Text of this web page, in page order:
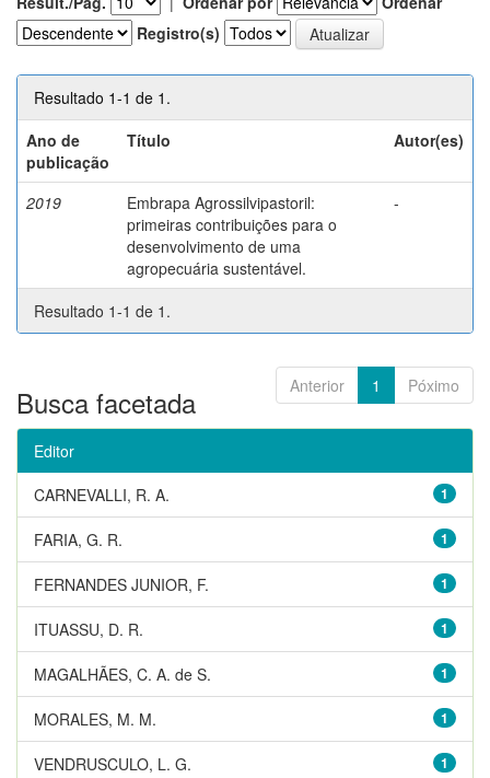
Registro(s)
Resultado 1-1 de 1.
Ano de
publicação
Título Autor(es)
2019
Embrapa Agrossilvipastoril:
primeiras contribuições para o
desenvolvimento de uma
agropecuária sustentável.
-
Resultado 1-1 de 1.
Anterior 1 Póximo
Busca facetada
Editor
1
CARNEVALLI, R. A.
1
FARIA, G. R.
1
FERNANDES JUNIOR, F.
1
ITUASSU, D. R.
1
MAGALHÃES, C. A. de S.
1
MORALES, M. M.
1
VENDRUSCULO, L. G.